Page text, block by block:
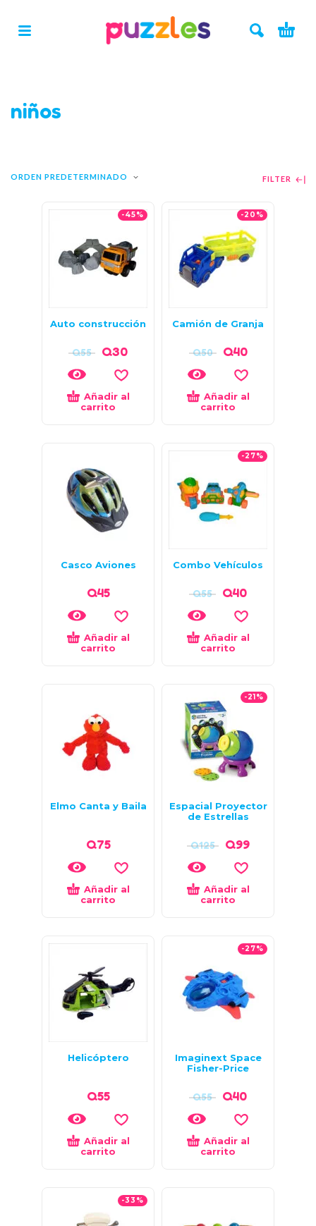
niños
ORDEN PREDETERMINADO FILTER
-45%
Auto construcción
Q55 Q30
Añadir al
carrito
-20%
Camión de Granja
Q50 Q40
Añadir al
carrito
Casco Aviones
Q45
Añadir al
carrito
-27%
Combo Vehículos
Q55 Q40
Añadir al
carrito
Elmo Canta y Baila
Q75
Añadir al
carrito
-21%
Espacial Proyector
de Estrellas
Q125 Q99
Añadir al
carrito
Helicóptero
Q55
Añadir al
carrito
-27%
Imaginext Space
Fisher-Price
Q55 Q40
Añadir al
carrito
-33%